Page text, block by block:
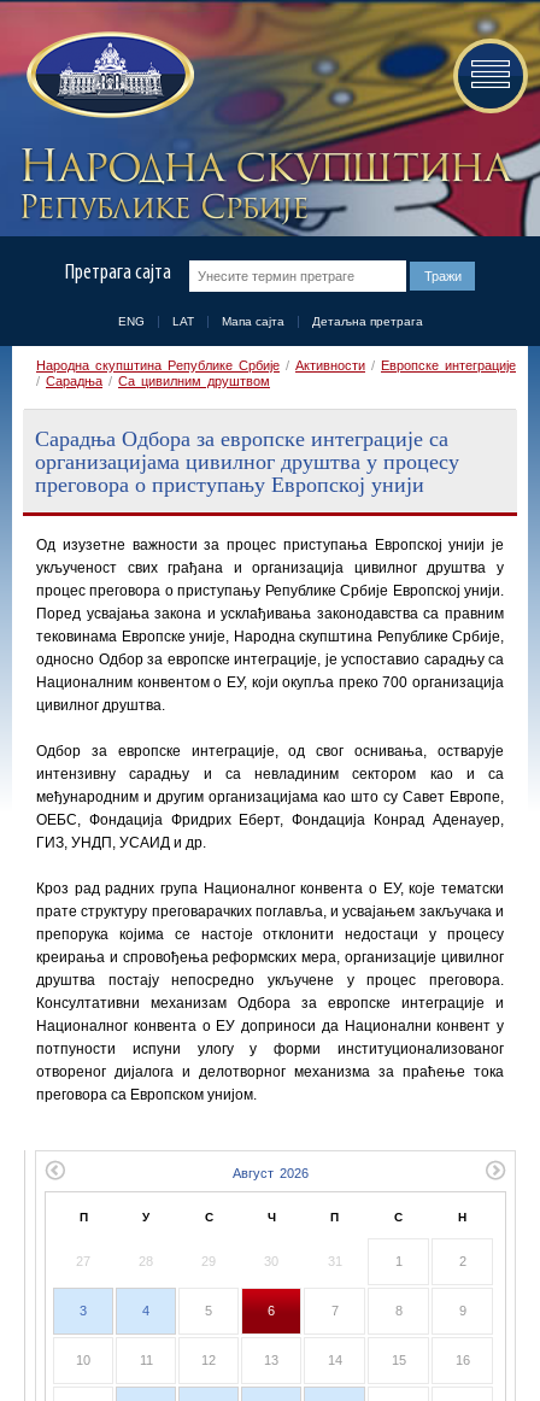
Претрага сајта
ENG LAT Мапа сајта Детаљна претрага
Народна скупштина Републике Србије / Активности / Европске интеграције
/ Сарадња / Са цивилним друштвом
Сарадња Одбора за европске интеграције са
организацијама цивилног друштва у процесу
преговора о приступању Европској унији
Од изузетне важности за процес приступања Европској унији је
укљученост свих грађана и организација цивилног друштва у
процес преговора о приступању Републике Србије Европској унији.
Поред усвајања закона и усклађивања законодавства са правним
тековинама Европске уније, Народна скупштина Републике Србије,
односно Одбор за европске интеграције, је успоставио сарадњу са
Националним конвентом о ЕУ, који окупља преко 700 организација
цивилног друштва.
Одбор за европске интеграције, од свог оснивања, остварује
интензивну сарадњу и са невладиним сектором као и са
међународним и другим организацијама као што су Савет Европе,
ОЕБС, Фондација Фридрих Еберт, Фондација Конрад Аденауер,
ГИЗ, УНДП, УСАИД и др.
Кроз рад радних група Националног конвента о ЕУ, које тематски
прате структуру преговарачких поглавља, и усвајањем закључака и
препорука којима се настоје отклонити недостаци у процесу
креирања и спровођења реформских мера, организације цивилног
друштва постају непосредно укључене у процес преговора.
Консултативни механизам Одбора за европске интеграције и
Националног конвента о ЕУ доприноси да Национални конвент у
потпуности испуни улогу у форми институционализованог
отвореног дијалога и делотворног механизма за праћење тока
преговора са Европском унијом.
П У С Ч П С Н
27 28 29 30 31 1 2
3 4 5 6 7 8 9
10 11 12 13 14 15 16